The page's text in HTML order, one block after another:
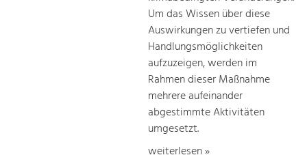
Um das Wissen über diese
Auswirkungen zu vertiefen und
Handlungsmöglichkeiten
aufzuzeigen, werden im
Rahmen dieser Maßnahme
mehrere aufeinander
abgestimmte Aktivitäten
umgesetzt.
weiterlesen »